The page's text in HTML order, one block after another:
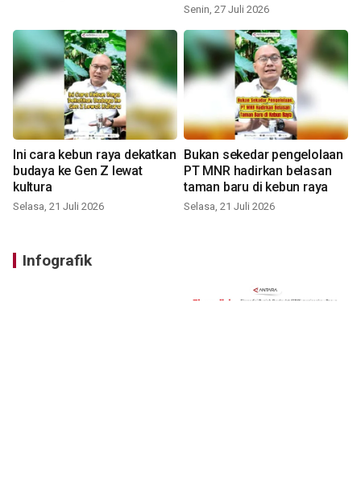
Senin, 27 Juli 2026
Ini cara kebun raya dekatkan
budaya ke Gen Z lewat
kultura
Selasa, 21 Juli 2026
Bukan sekedar pengelolaan
PT MNR hadirkan belasan
taman baru di kebun raya
Selasa, 21 Juli 2026
Infografik